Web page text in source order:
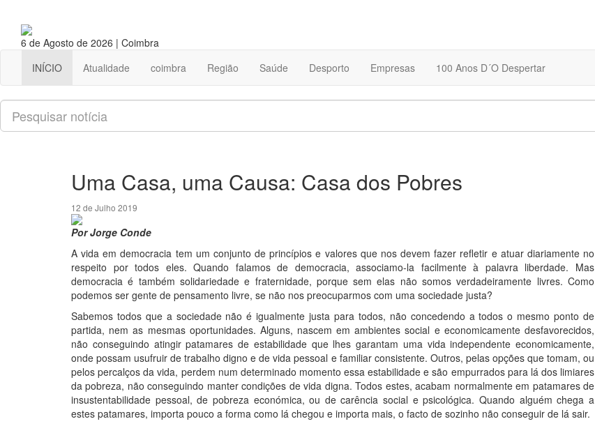
6 de Agosto de 2026 | Coimbra
INÍCIO Atualidade coimbra Região Saúde Desporto Empresas 100 Anos D´O Despertar
Pesquisar
Uma Casa, uma Causa: Casa dos Pobres
12 de Julho 2019
Por Jorge Conde
A vida em democracia tem um conjunto de princípios e valores que nos devem fazer refletir e atuar diariamente no
respeito por todos eles. Quando falamos de democracia, associamo-la facilmente à palavra liberdade. Mas
democracia é também solidariedade e fraternidade, porque sem elas não somos verdadeiramente livres. Como
podemos ser gente de pensamento livre, se não nos preocuparmos com uma sociedade justa?
Sabemos todos que a sociedade não é igualmente justa para todos, não concedendo a todos o mesmo ponto de
partida, nem as mesmas oportunidades. Alguns, nascem em ambientes social e economicamente desfavorecidos,
não conseguindo atingir patamares de estabilidade que lhes garantam uma vida independente economicamente,
onde possam usufruir de trabalho digno e de vida pessoal e familiar consistente. Outros, pelas opções que tomam, ou
pelos percalços da vida, perdem num determinado momento essa estabilidade e são empurrados para lá dos limiares
da pobreza, não conseguindo manter condições de vida digna. Todos estes, acabam normalmente em patamares de
insustentabilidade pessoal, de pobreza económica, ou de carência social e psicológica. Quando alguém chega a
estes patamares, importa pouco a forma como lá chegou e importa mais, o facto de sozinho não conseguir de lá sair.